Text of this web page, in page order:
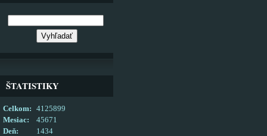
ŠTATISTIKY
Celkom:
4125899
Mesiac:
45671
Deň:
1434